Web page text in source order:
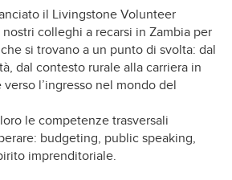
il Livingstone Volunteer
colleghi a recarsi in Zambia per
si trovano a un punto di svolta: dal
dal contesto rurale alla carriera in
l’ingresso nel mondo del
le competenze trasversali
budgeting, public speaking,
imprenditoriale.